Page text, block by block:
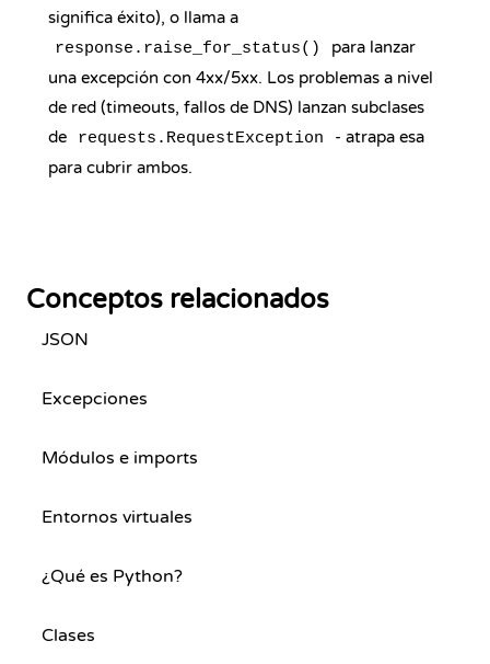
significa éxito), o llama a
response.raise_for_status()
para lanzar
una excepción con 4xx/5xx. Los problemas a nivel
de red (timeouts, fallos de DNS) lanzan subclases
de
requests.RequestException
- atrapa esa
para cubrir ambos.
Conceptos relacionados
JSON
Excepciones
Módulos e imports
Entornos virtuales
¿Qué es Python?
Clases